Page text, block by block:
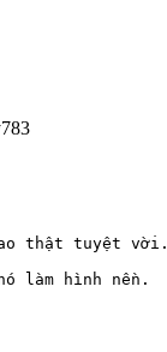
thật tuyệt vời.
làm hình nền.